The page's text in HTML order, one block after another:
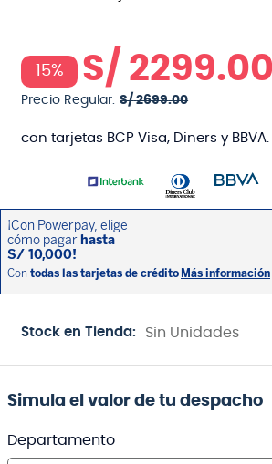
15% S/ 2299.00
Precio Regular: S/ 2699.00
con tarjetas BCP Visa, Diners y BBVA.
Stock en Tienda: Sin Unidades
Simula el valor de tu despacho
Departamento